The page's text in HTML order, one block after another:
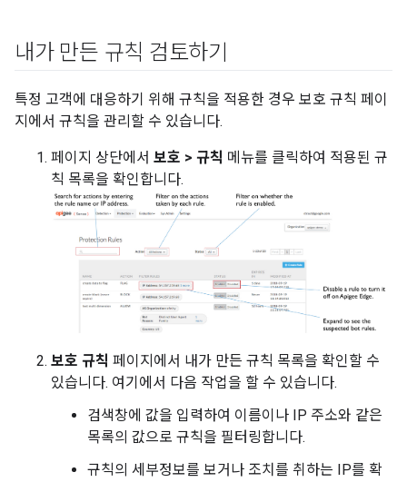
내가 만든 규칙 검토하기
특정 고객에 대응하기 위해 규칙을 적용한 경우 보호 규칙 페이
지에서 규칙을 관리할 수 있습니다.
페이지 상단에서 보호 > 규칙 메뉴를 클릭하여 적용된 규
칙 목록을 확인합니다.
보호 규칙 페이지에서 내가 만든 규칙 목록을 확인할 수
있습니다. 여기에서 다음 작업을 할 수 있습니다.
검색창에 값을 입력하여 이름이나 IP 주소와 같은
목록의 값으로 규칙을 필터링합니다.
규칙의 세부정보를 보거나 조치를 취하는 IP를 확